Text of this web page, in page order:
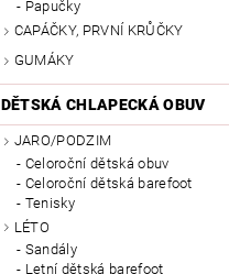
Papučky
CAPÁČKY, PRVNÍ KRŮČKY
GUMÁKY
DĚTSKÁ CHLAPECKÁ OBUV
JARO/PODZIM
Celoroční dětská obuv
Celoroční dětská barefoot
Tenisky
LÉTO
Sandály
Letní dětská barefoot